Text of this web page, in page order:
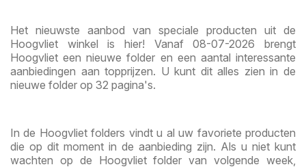
Het nieuwste aanbod van speciale producten uit de
Hoogvliet winkel is hier! Vanaf 08-07-2026 brengt
Hoogvliet een nieuwe folder en een aantal interessante
aanbiedingen aan topprijzen. U kunt dit alles zien in de
nieuwe folder op 32 pagina's.
In de Hoogvliet folders vindt u al uw favoriete producten
die op dit moment in de aanbieding zijn. Als u niet kunt
wachten op de Hoogvliet folder van volgende week,